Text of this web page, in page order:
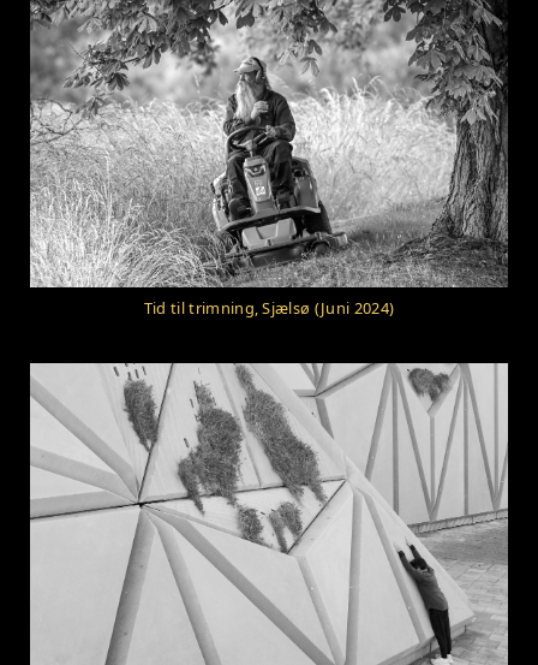
Tid til trimning, Sjælsø (Juni 2024)